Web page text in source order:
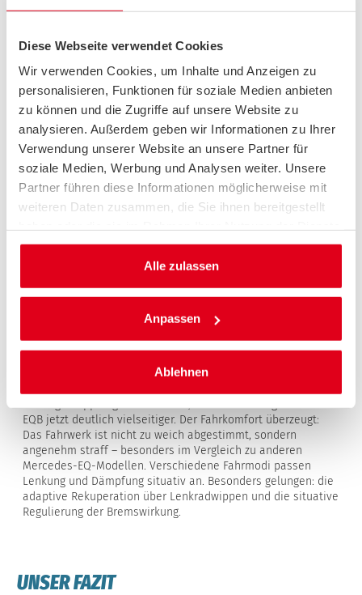
Diese Webseite verwendet Cookies
Wir verwenden Cookies, um Inhalte und Anzeigen zu
personalisieren, Funktionen für soziale Medien anbieten
zu können und die Zugriffe auf unsere Website zu
analysieren. Außerdem geben wir Informationen zu Ihrer
Verwendung unserer Website an unsere Partner für
soziale Medien, Werbung und Analysen weiter. Unsere
Partner führen diese Informationen möglicherweise mit
weiteren Daten zusammen, die Sie ihnen bereitgestellt
gesammelt haben.
Alle zulassen
Anpassen
Ablehnen
im Alltag bei 17–18 kWh/100 km, auf der Autobahn sogar bei
schnell auf unter 300 km. Die maximale Ladeleistung von
dauert das Laden von 10 auf 80 %. Auch die AC-Ladeleistung
liegt nur bei 11 kW.
PLUSPUNKTE: ANHÄNGERKUPPLUNG UND
EQB jetzt deutlich vielseitiger. Der Fahrkomfort überzeugt:
Das Fahrwerk ist nicht zu weich abgestimmt, sondern
angenehm straff – besonders im Vergleich zu anderen
Mercedes-EQ-Modellen. Verschiedene Fahrmodi passen
Lenkung und Dämpfung situativ an. Besonders gelungen: die
adaptive Rekuperation über Lenkradwippen und die situative
Regulierung der Bremswirkung.
UNSER FAZIT